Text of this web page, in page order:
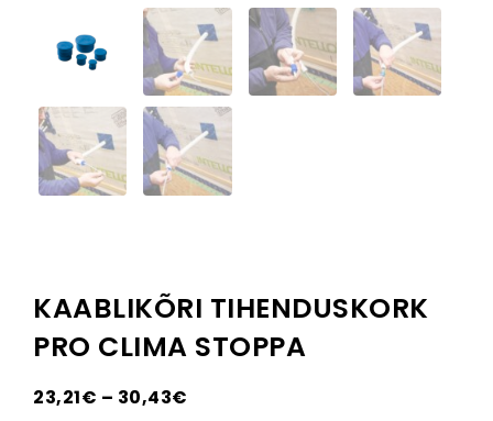
KAABLIKÕRI TIHENDUSKORK
PRO CLIMA STOPPA
23,21€ – 30,43€